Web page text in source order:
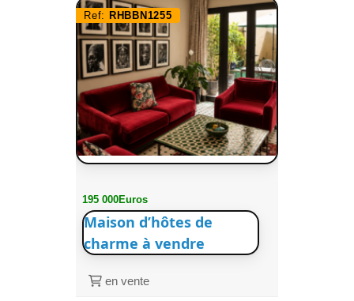
Ref: RHBBN1255
195 000Euros
Maison d’hôtes de
charme à vendre
en vente